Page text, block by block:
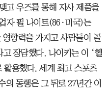
고 우즈를 통해 자사 제품을
자 필 나이트(86·미국)는
향력을 가지고 사람들이 골
장담했다. 나이키는 이 ‘헬
활용했다. 세계 최고 스포츠
의 동행은 그 뒤로 27년간 이